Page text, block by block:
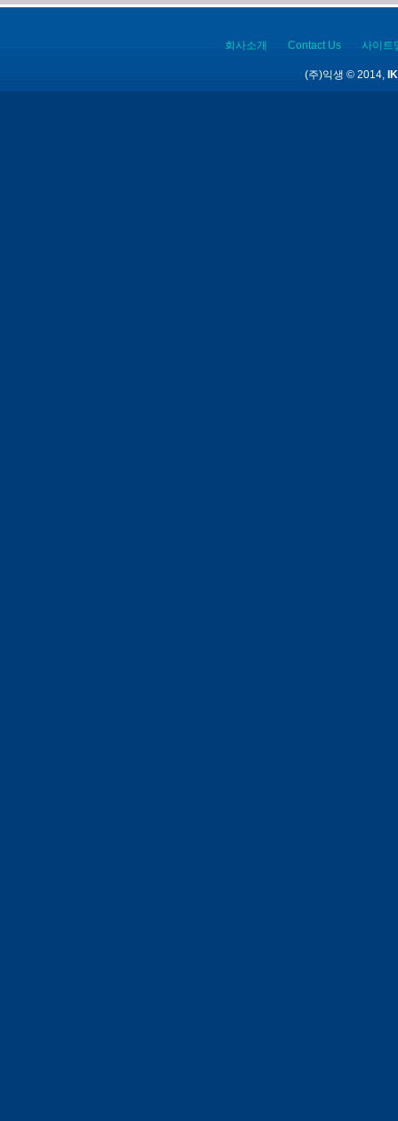
회사소개 Contact Us 사이트
(주)익생 © 2014,